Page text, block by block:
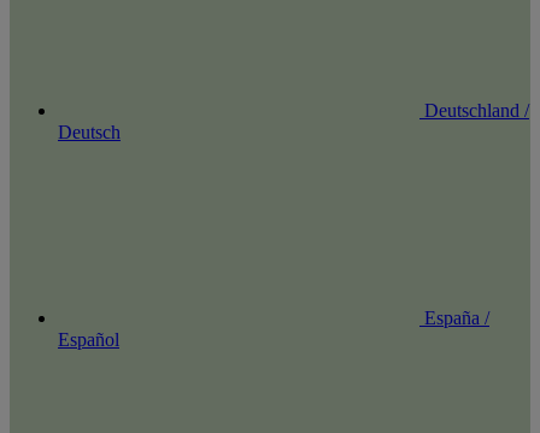
Deutschland /
Deutsch
España /
Español